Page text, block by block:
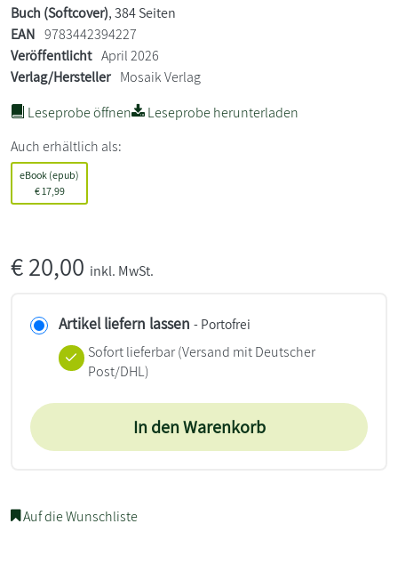
Buch (Softcover), 384 Seiten
EAN 9783442394227
Veröffentlicht April 2026
Verlag/Hersteller Mosaik Verlag
Leseprobe öffnen
Leseprobe herunterladen
Auch erhältlich als:
eBook (epub)
€17,99
€20,00 inkl. MwSt.
Artikel liefern lassen - Portofrei
Sofort lieferbar(Versand mit Deutscher
Post/DHL)
In den Warenkorb
Auf die Wunschliste